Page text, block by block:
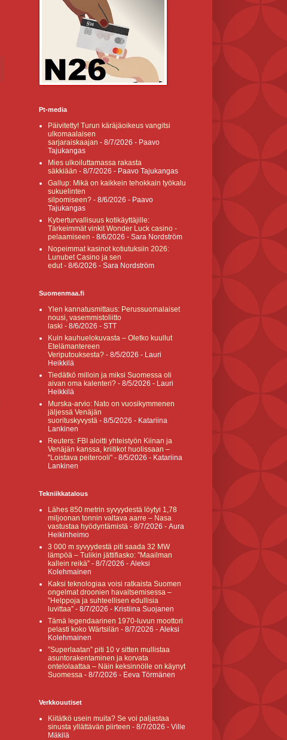
Pt-media
Päivitetty! Turun käräjäoikeus vangitsi
ulkomaalaisen
sarjaraiskaajan - 8/7/2026 - Paavo
Tajukangas
Mies ulkoiluttamassa rakasta
säkkiään - 8/7/2026 - Paavo Tajukangas
Gallup: Mikä on kaikkein tehokkain työkalu
sukuelinten
silpomiseen? - 8/6/2026 - Paavo
Tajukangas
Kyberturvallisuus kotikäyttäjille:
Tärkeimmät vinkit Wonder Luck casino -
pelaamiseen - 8/6/2026 - Sara Nordström
Nopeimmat kasinot kotiutuksiin 2026:
Lunubet Casino ja sen
edut- 8/6/2026 - Sara Nordström
Suomenmaa.fi
Ylen kannatusmittaus: Perussuomalaiset
nousi, vasemmistoliitto
laski - 8/6/2026 - STT
Kuin kauhuelokuvasta – Oletko kuullut
Etelämantereen
Veriputouksesta? - 8/5/2026 - Lauri
Heikkilä
Tiedätkö milloin ja miksi Suomessa oli
aivan oma kalenteri? - 8/5/2026 - Lauri
Heikkilä
Murska-arvio: Nato on vuosikymmenen
jäljessä Venäjän
suorituskyvystä - 8/5/2026 - Katariina
Lankinen
Reuters: FBI aloitti yhteistyön Kiinan ja
Venäjän kanssa, kriitikot huolissaan –
"Loistava peiterooli" - 8/5/2026 - Katariina
Lankinen
Tekniikkatalous
Lähes 850 metrin syvyydestä löytyi 1,78
miljoonan tonnin valtava aarre – Nasa
vastustaa hyödyntämistä - 8/7/2026 - Aura
Heikinheimo
3 000 m syvyydestä piti saada 32 MW
lämpöä – Tulikin jättifiasko: ”Maailman
kallein reikä” - 8/7/2026 - Aleksi
Kolehmainen
Kaksi teknologiaa voisi ratkaista Suomen
ongelmat droonien havaitsemisessa –
”Helppoja ja suhteellisen edullisia
luvittaa” - 8/7/2026 - Kristiina Suojanen
Tämä legendaarinen 1970-luvun moottori
pelasti koko Wärtsilän - 8/7/2026 - Aleksi
Kolehmainen
”Superlaatan” piti 10 v sitten mullistaa
asuntorakentaminen ja korvata
ontelolaattaa – Näin keksinnölle on käynyt
Suomessa - 8/7/2026 - Eeva Törmänen
Verkkouutiset
Kiitätkö usein muita? Se voi paljastaa
sinusta yllättävän piirteen - 8/7/2026 - Ville
Mäkilä